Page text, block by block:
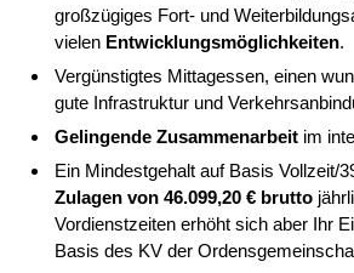
großzügiges Fort- und
vielen Entwicklungsmöglichkeiten.
Vergünstigtes Mittagessen, einen
gute Infrastruktur und
Gelingende Zusammenarbeit im
Ein Mindestgehalt auf Basis Vollzeit/
Zulagen von 46.099,20 € brutto
Vordienstzeiten erhöht sich aber Ihr
Basis des KV der